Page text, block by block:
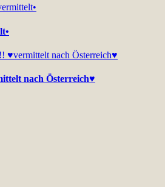
nach Österreich♥